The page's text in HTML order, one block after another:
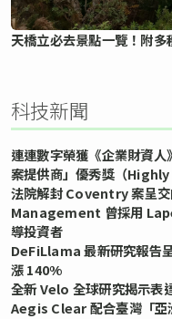
天橋立必去景點一覽！附
科技新聞
連連數字榮獲《企業財資
案提供商」優秀獎（
法院解封 Coventry 案呈
Management 曾採用
導投資者
DeFiLlama 最新研究報告
漲 140%
全新 Velo 全球研究揭示表
Aegis Clear 配合臺灣「亞